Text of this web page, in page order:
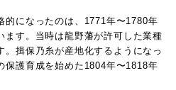
的になったのは、1771年〜1780年
ます。当時は龍野藩が許可した業種
。揖保乃糸が産地化するようになっ
保護育成を始めた1804年〜1818年